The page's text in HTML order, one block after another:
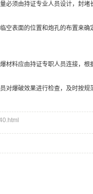
必须由持证专业人员设计，封堵
空表面的位置和炮孔的布置来
材料应由持证专职人员连接，根
对爆破效果进行检查，及时按规